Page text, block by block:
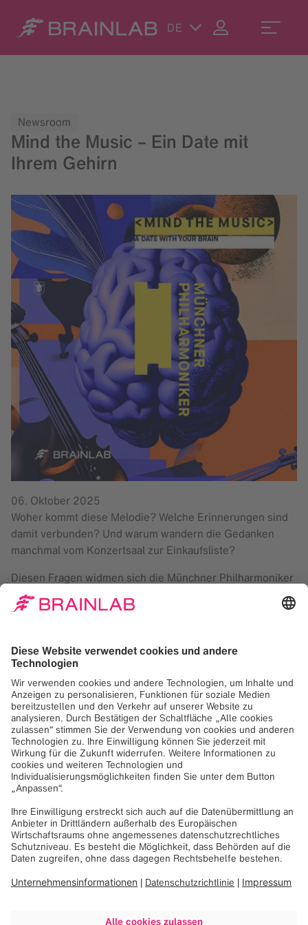
DE
Newsroom
Mind the Music – Ein Date mit
Ihrem Gehirn
06. Oktober 2025
Woher kommt diese Melodie? Welche Erinnerungen sind
damit verbunden? Und warum wandern die Gedanken
manchmal vom Konzertsaal zur Einkaufsliste?
Diesen Fragen widmen sich die Münchner Philharmoniker
im Rahmen eines außergewöhnlichen Events bei Brainlab.
Zum Auftakt ihrer Saison 2025/26 mit dem Titel
die Wirkungsweise von Musik im Gehirn. Unter der
Leitung von Konzertdesigner und Performer Iñigo Giner
Miranda werden Gehirnareale beleuchtet, die durch Musik
aktiviert werden. Das Programm führt durch
unterschiedliche Formen des Zuhörens: Anhand von
musikalischen Rätseln über eindrucksvolle Höhepunkte
der Romantik bis hin zu komplexen Werken des Barocks,
eröffnet es vielfältige Perspektiven auf das Hören und
ermöglicht einen neuen Zugang zur ganz eigenen Art des
Zuhörens.
Zeit:
11. Oktober 2025, um 19 Uhr
12. Oktober 2025, um 19 Uhr
Ort: